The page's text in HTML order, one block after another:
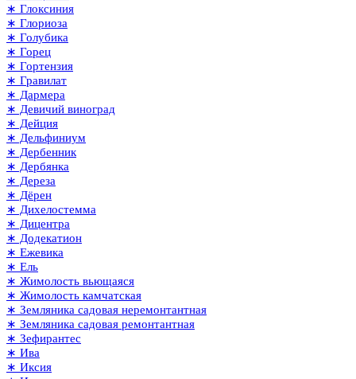
∗ Глоксиния
∗ Глориоза
∗ Голубика
∗ Горец
∗ Гортензия
∗ Гравилат
∗ Дармера
∗ Девичий виноград
∗ Дейция
∗ Дельфиниум
∗ Дербенник
∗ Дербянка
∗ Дереза
∗ Дёрен
∗ Дихелостемма
∗ Дицентра
∗ Додекатион
∗ Ежевика
∗ Ель
∗ Жимолость вьющаяся
∗ Жимолость камчатская
∗ Земляника садовая неремонтантная
∗ Земляника садовая ремонтантная
∗ Зефирантес
∗ Ива
∗ Иксия